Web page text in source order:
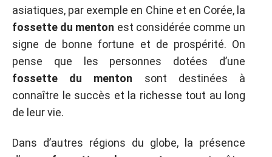
asiatiques, par exemple en Chine et en Corée, la
fossette du menton est considérée comme un
signe de bonne fortune et de prospérité. On
pense que les personnes dotées d’une
fossette du menton sont destinées à
connaître le succès et la richesse tout au long
de leur vie.
Dans d’autres régions du globe, la présence